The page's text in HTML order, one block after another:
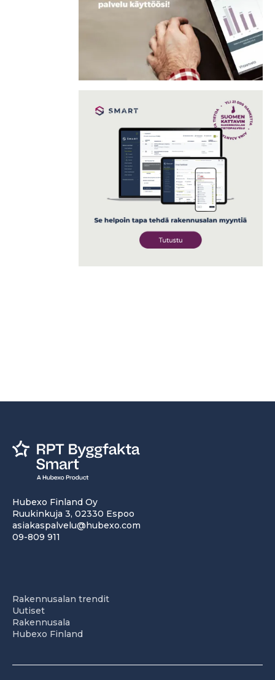
Hubexo Finland Oy
Ruukinkuja 3, 02330 Espoo
asiakaspalvelu@hubexo.com
09-809 911
Rakennusalan trendit
Uutiset
Rakennusala
Hubexo Finland